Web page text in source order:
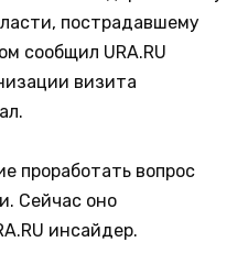
пострадавшему
сообщил URA.RU
визита
проработать вопрос
Сейчас оно
инсайдер.